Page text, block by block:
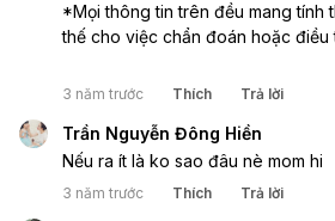
*Mọi thông tin trên đều mang tính
thế cho việc chẩn đoán hoặc điều
3 năm trước Thích Trả lời
Trần Nguyễn Đông Hiền
Nếu ra ít là ko sao đâu nè mom hi
3 năm trước Thích Trả lời